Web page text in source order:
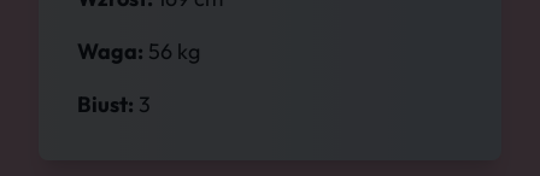
Waga: 56 kg
Biust: 3